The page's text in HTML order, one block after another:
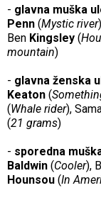
- glavna muška
Penn (Mystic river
Ben Kingsley (
mountain)
- glavna ženska
Keaton (
(Whale rider),
(21 grams)
- sporedna
Baldwin (Cooler),
Hounsou (In